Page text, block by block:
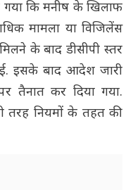
गया कि मनीष के खिलाफ
मामला या विजिलेंस
के बाद डीसीपी स्तर
इसके बाद आदेश जारी
तैनात कर दिया गया.
तरह नियमों के तहत की